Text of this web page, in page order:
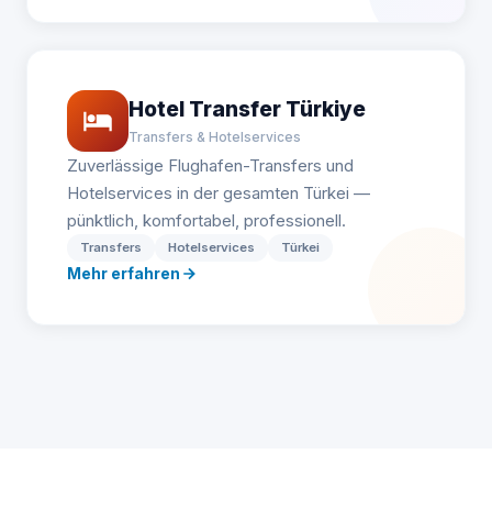
Hotel Transfer Türkiye
Transfers & Hotelservices
Zuverlässige Flughafen-Transfers und
Hotelservices in der gesamten Türkei —
pünktlich, komfortabel, professionell.
Transfers Hotelservices Türkei
Mehr erfahren